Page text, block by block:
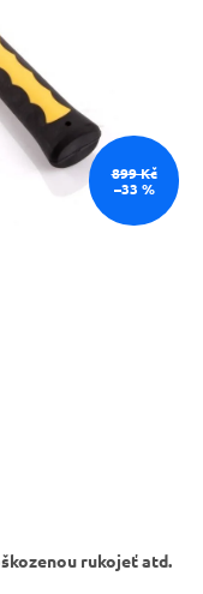
899 Kč
–33 %
rukojeť atd.